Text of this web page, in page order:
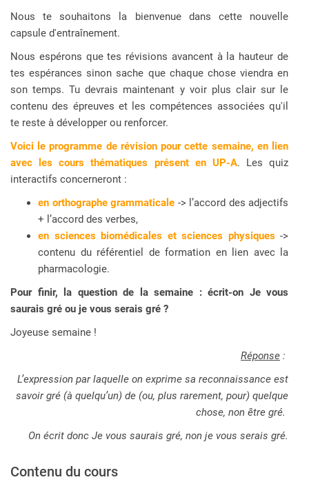
Nous te souhaitons la bienvenue dans cette nouvelle
capsule d'entraînement.
Nous espérons que tes révisions avancent à la hauteur de
tes espérances sinon sache que chaque chose viendra en
son temps. Tu devrais maintenant y voir plus clair sur le
contenu des épreuves et les compétences associées qu'il
te reste à développer ou renforcer.
Voici le programme de révision pour cette semaine, en lien
avec les cours thématiques présent en UP-A. Les quiz
interactifs concerneront :
en orthographe grammaticale -> l’accord des adjectifs
+ l’accord des verbes,
en sciences biomédicales et sciences physiques->
contenu du référentiel de formation en lien avec la
pharmacologie.
Pour finir, la question de la semaine : écrit-on Je vous
saurais gré ou je vous serais gré ?
Joyeuse semaine !
Réponse :
L’expression par laquelle on exprime sa reconnaissance est
savoir gré (à quelqu’un) de (ou, plus rarement, pour) quelque
chose, non être gré.
On écrit donc Je vous saurais gré, non je vous serais gré.
Contenu du cours